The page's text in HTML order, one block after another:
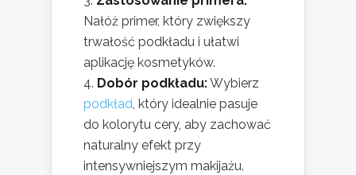
Nałóż primer, który zwiększy
trwałość podkładu i ułatwi
aplikację kosmetyków.
Dobór podkładu:Wybierz
podkład, który idealnie pasuje
do kolorytu cery, aby zachować
naturalny efekt przy
intensywniejszym makijażu.